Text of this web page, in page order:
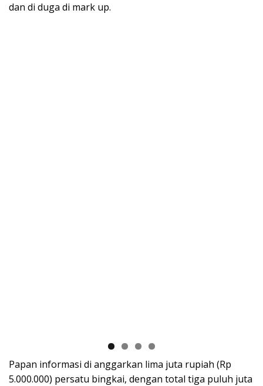
dan di duga di mark up.
Papan informasi di anggarkan lima juta rupiah (Rp
5.000.000) persatu bingkai, dengan total tiga puluh juta